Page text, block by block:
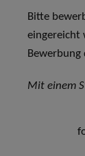
Bitte
eingereicht
Mit einem